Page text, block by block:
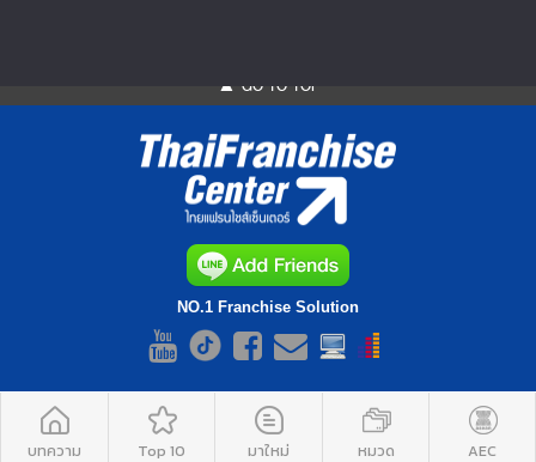
▲ GO TO TOP
NO.1 Franchise Solution
บทความ Top 10 มาใหม่ หมวด AEC